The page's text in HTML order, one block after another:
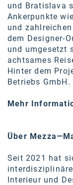
und Bratislava
Ankerpunkte
und
dem Designer-
und umgesetzt
achtsames
Hinter dem
Betriebs GmbH.
Mehr
Über
Seit 2021 hat
Interieur und